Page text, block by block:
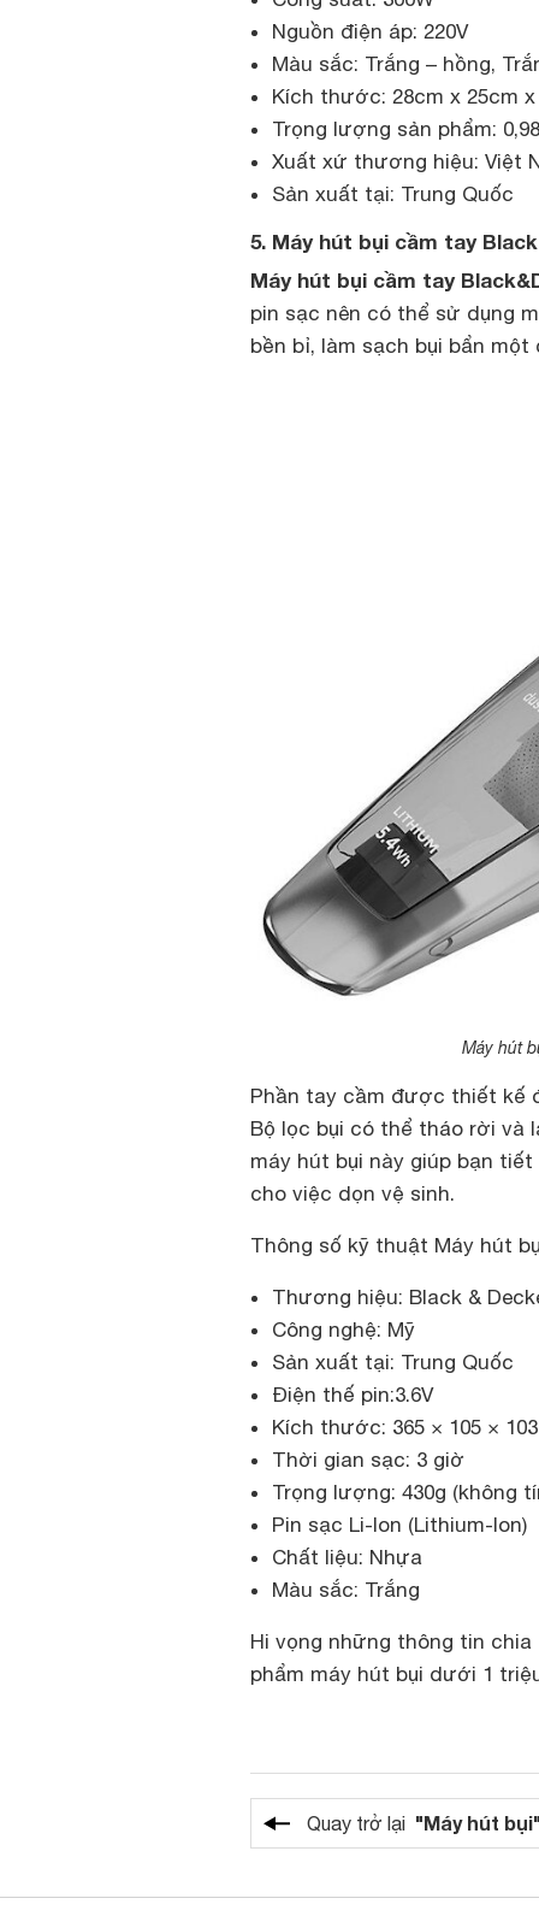
Nguồn điện áp: 220V
Màu sắc: Trắng – hồng,
Kích thước: 28cm x 25cm x
Trọng lượng sản phẩm:
Xuất xứ thương hiệu: Việt
Sản xuất tại: Trung Quốc
5. Máy hút bụi cầm tay
Máy hút bụi cầm tay
pin sạc nên có thể sử dụng
bền bỉ, làm sạch bụi bẩn
Máy hút
Phần tay cầm được thiết kế
Bộ lọc bụi có thể tháo rời và
máy hút bụi này giúp bạn
cho việc dọn vệ sinh.
Thông số kỹ thuật Máy hút
Thương hiệu: Black &
Công nghệ: Mỹ
Sản xuất tại: Trung Quốc
Điện thế pin:3.6V
Kích thước: 365 × 105 × 103
Thời gian sạc: 3 giờ
Trọng lượng: 430g (không
Pin sạc Li-Ion (Lithium-Ion)
Chất liệu: Nhựa
Màu sắc: Trắng
Hi vọng những thông tin
phẩm máy hút bụi dưới 1
Quay trở lại "Máy hút